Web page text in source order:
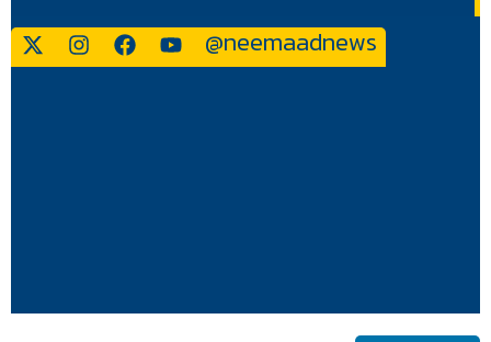
@neemaadnews